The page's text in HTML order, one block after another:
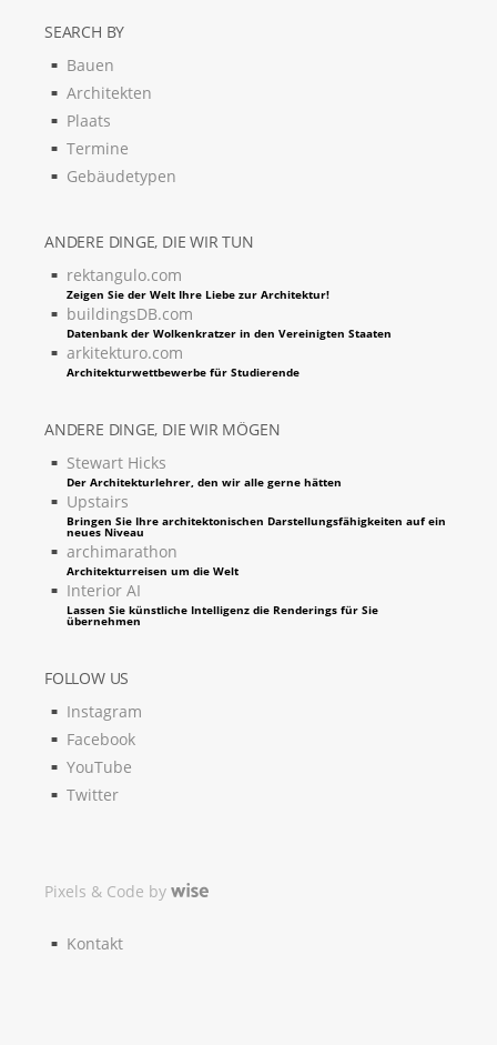
SEARCH BY
Bauen
Architekten
Plaats
Termine
Gebäudetypen
ANDERE DINGE, DIE WIR TUN
rektangulo.com
Zeigen Sie der Welt Ihre Liebe zur Architektur!
buildingsDB.com
Datenbank der Wolkenkratzer in den Vereinigten Staaten
arkitekturo.com
Architekturwettbewerbe für Studierende
ANDERE DINGE, DIE WIR MÖGEN
Stewart Hicks
Der Architekturlehrer, den wir alle gerne hätten
Upstairs
Bringen Sie Ihre architektonischen Darstellungsfähigkeiten auf ein
neues Niveau
archimarathon
Architekturreisen um die Welt
Interior AI
Lassen Sie künstliche Intelligenz die Renderings für Sie
übernehmen
FOLLOW US
Instagram
Facebook
YouTube
Twitter
Pixels & Code by
Kontakt